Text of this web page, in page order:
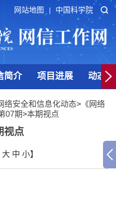
网站地图 中国科学院
简介 项目进展 动态
络安全和信息化动态> 《网络
07期>本期视点
视点
大 中 小】